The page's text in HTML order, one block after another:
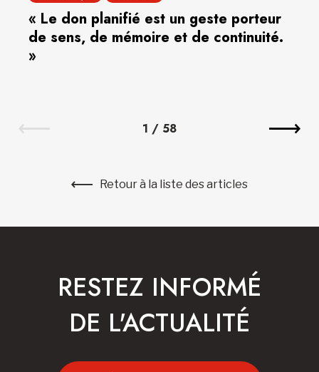
« Le don planifié est un geste porteur
de sens, de mémoire et de continuité.
»
1 / 58
Retour à la liste des articles
RESTEZ INFORMÉ
DE L'ACTUALITÉ